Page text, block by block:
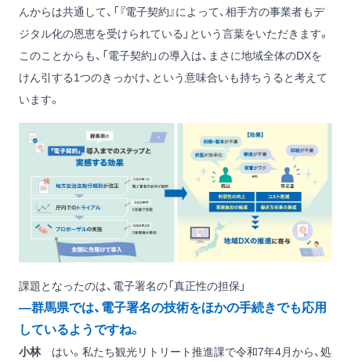
んからは共通して、「『電子契約』によって、相手方の事業者もデ
ジタル化の恩恵を受けられている」という言葉をいただきます。
このことからも、「電子契約」の導入は、まさに地域全体のDXを
けん引する1つのきっかけ、という意味合いも持ちうると考えて
います。
課題となったのは、電子署名の「真正性の担保」
―群馬県では、電子署名の技術をほかの手続きでも応用
しているようですね。
小林はい。私たち観光リトリート推進課で令和7年4月から、処